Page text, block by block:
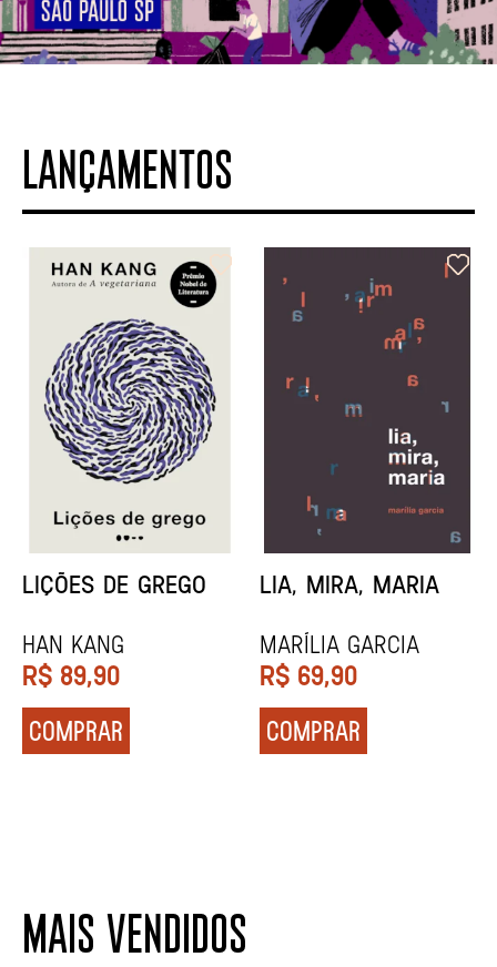
LANÇAMENTOS
MINHA MÃE E A
Marina Tvetáieva
R$ 49,90
COMPRAR
TODA CAIXA-PRETA
Jeovanna Vieira
R$ 89,90
COMPRAR
MAIS VENDIDOS